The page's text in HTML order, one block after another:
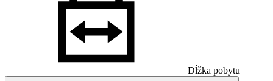
Dĺžka pobytu